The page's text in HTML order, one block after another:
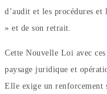
d’audit et les procédures
» et de son retrait.
Cette Nouvelle Loi avec
paysage juridique et
Elle exige un renforcement